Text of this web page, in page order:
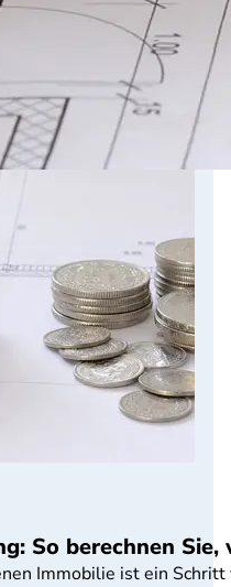
So berechnen
Immobilie ist ein